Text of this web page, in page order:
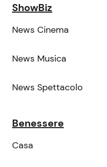
ShowBiz
News Cinema
News Musica
News Spettacolo
Benessere
Casa